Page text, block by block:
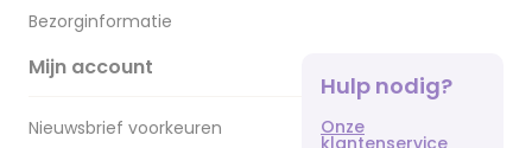
Bezorginformatie
Mijn account
Nieuwsbrief voorkeuren
Hulp nodig?
Onze
klantenservice